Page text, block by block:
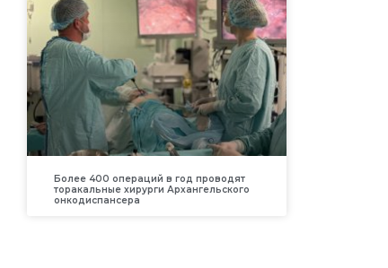
Более 400 операций в год проводят
торакальные хирурги Архангельского
онкодиспансера